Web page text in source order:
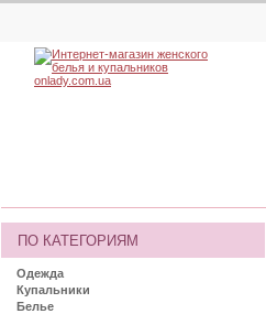
ПО КАТЕГОРИЯМ
Одежда
Купальники
Белье